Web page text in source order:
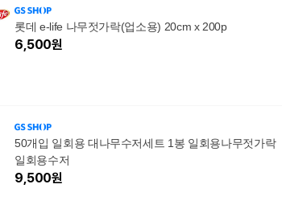
롯데 e-life 나무젓가락(업소용) 20cm x 200p
6,500원
50개입 일회용 대나무수저세트 1봉 일회용나무젓가락
일회용수저
9,500원